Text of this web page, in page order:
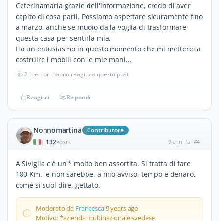
Ceterinamaria grazie dell'informazione, credo di aver
capito di cosa parli. Possiamo aspettare sicuramente fino
a marzo, anche se muoio dalla voglia di trasformare
questa casa per sentirla mia.
Ho un entusiasmo in questo momento che mi metterei a
costruire i mobili con le mie mani...
👍2 membri hanno reagito a questo post
Reagisci Rispondi
Nonnomartina Contributore
| 132POSTS 9 anni fa #4
A Siviglia c'è un'* molto ben assortita. Si tratta di fare
180 Km. e non sarebbe, a mio avviso, tempo e denaro,
come si suol dire, gettato.
Moderato da Francesca9 years ago
Motivo: *azienda multinazionale svedese